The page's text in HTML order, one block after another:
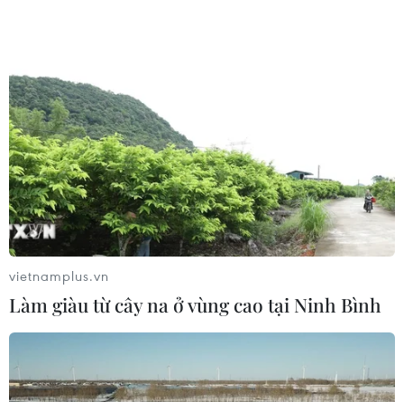
vietnamplus.vn
Làm giàu từ cây na ở vùng cao tại Ninh Bình